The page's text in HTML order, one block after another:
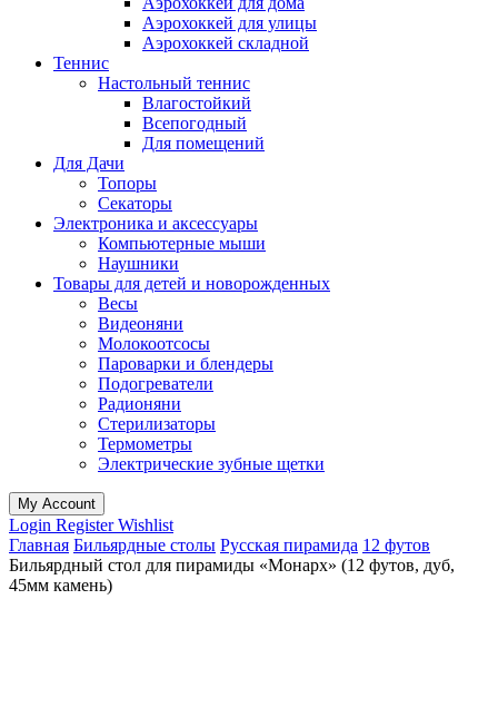
Аэрохоккей для улицы
Аэрохоккей складной
Теннис
Настольный теннис
Влагостойкий
Всепогодный
Для помещений
Для Дачи
Топоры
Секаторы
Электроника и аксессуары
Компьютерные мыши
Наушники
Товары для детей и новорожденных
Весы
Видеоняни
Молокоотсосы
Пароварки и блендеры
Подогреватели
Радионяни
Стерилизаторы
Термометры
Электрические зубные щетки
My Account
Login RegisterWishlist
Главная Бильярдные столы Русская пирамида 12 футов
Бильярдный стол для пирамиды «Монарх» (12 футов, дуб,
45мм камень)